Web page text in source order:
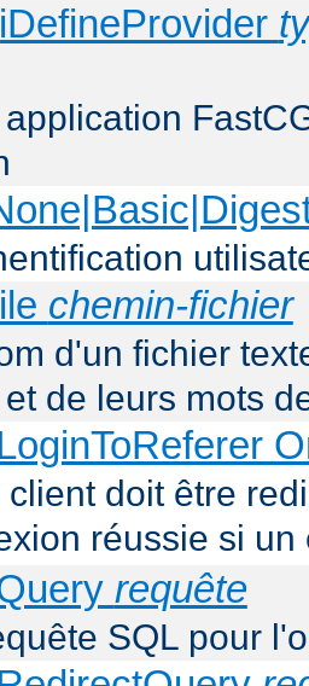
chemin-fichier
d'un fichier
de leurs mots
client doit être
réussie si
requête
SQL pour